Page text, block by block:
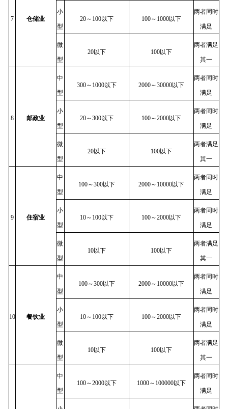
7 仓储业
小
型
20～100以下 100～1000以下
两者同时
满足
微
型
20以下 100以下
两者满足
其一
8 邮政业
中
型
300～1000以下 2000～30000以下
两者同时
满足
小
型
20～300以下 100～2000以下
两者同时
满足
微
型
20以下 100以下
两者满足
其一
9 住宿业
中
型
100～300以下 2000～10000以下
两者同时
满足
小
型
10～100以下 100～2000以下
两者同时
满足
微
型
10以下 100以下
两者满足
其一
10 餐饮业
中
型
100～300以下 2000～10000以下
两者同时
满足
小
型
10～100以下 100～2000以下
两者同时
满足
微
型
10以下 100以下
两者满足
其一
中
型
100～2000以下 1000～100000以下
两者同时
满足